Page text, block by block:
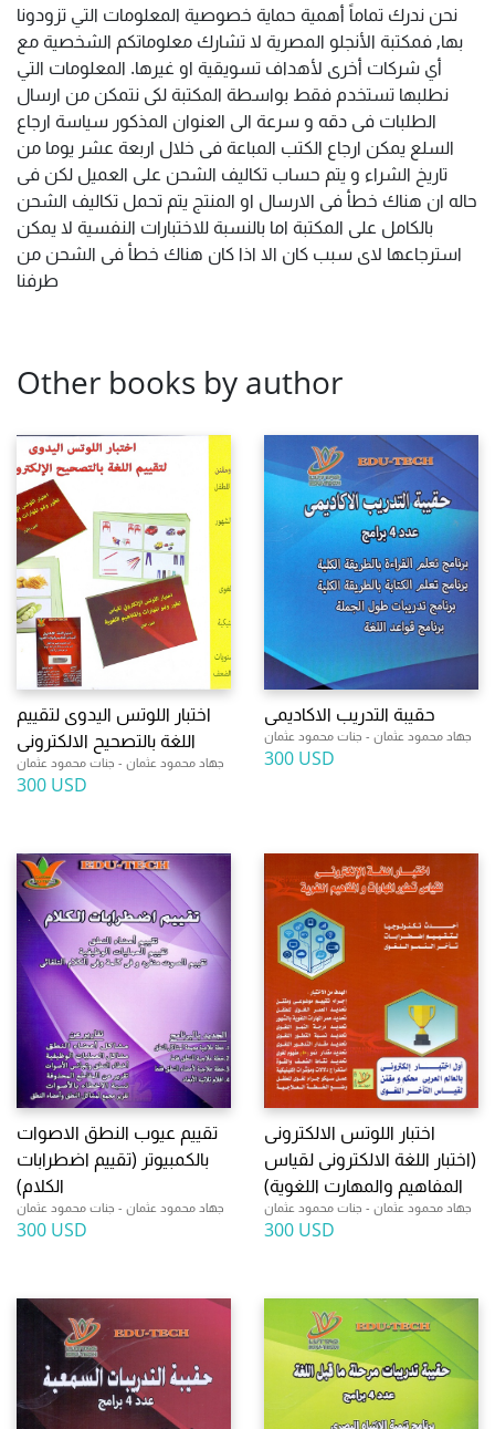
نحن ندرك تماماً أهمية حماية خصوصية المعلومات التي تزودونا
بها, فمكتبة الأنجلو المصرية لا تشارك معلوماتكم الشخصية مع
أي شركات أخرى لأهداف تسويقية او غيرها. المعلومات التي
نطلبها تستخدم فقط بواسطة المكتبة لكى نتمكن من ارسال
الطلبات فى دقه و سرعة الى العنوان المذكور سياسة ارجاع
السلع يمكن ارجاع الكتب المباعة فى خلال اربعة عشر يوما من
تاريخ الشراء و يتم حساب تكاليف الشحن على العميل لكن فى
حاله ان هناك خطأ فى الارسال او المنتج يتم تحمل تكاليف الشحن
بالكامل على المكتبة اما بالنسبة للاختبارات النفسية لا يمكن
استرجاعها لاى سبب كان الا اذا كان هناك خطأ فى الشحن من
طرفنا
Other books by author
اختبار اللوتس اليدوى لتقييم
اللغة بالتصحيح الالكترونى
جهاد محمود عثمان - جنات محمود عثمان
300 USD
حقيبة التدريب الاكاديمى
جهاد محمود عثمان - جنات محمود عثمان
300 USD
تقييم عيوب النطق الاصوات
بالكمبيوتر (تقييم اضطرابات
الكلام)
جهاد محمود عثمان - جنات محمود عثمان
300 USD
اختبار اللوتس الالكترونى
(اختبار اللغة الالكترونى لقياس
المفاهيم والمهارت اللغوية)
جهاد محمود عثمان - جنات محمود عثمان
300 USD